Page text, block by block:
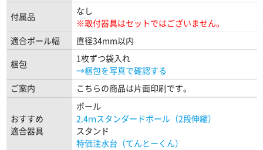
付属品
なし
※取付器具はセットではございません。
適合ポール幅
直径34mm以内
梱包
1枚ずつ袋入れ
→梱包を写真で確認する
ご案内
こちらの商品は片面印刷です。
おすすめ
適合器具
ポール
2.4ｍスタンダードポール（2段伸縮）
スタンド
特価注水台（てんとーくん）